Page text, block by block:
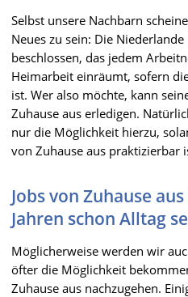
Selbst unsere Nachbarn
Neues zu sein: Die
beschlossen, das jedem
Heimarbeit einräumt, sofern
ist. Wer also möchte, kann
Zuhause aus erledigen.
nur die Möglichkeit hierzu,
von Zuhause aus praktizierbar
Jobs von Zuhause
Jahren schon Alltag
Möglicherweise werden wir
öfter die Möglichkeit
Zuhause aus nachzugehen.